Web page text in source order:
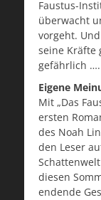
Faustus-
überwacht
vorgeht.
seine Kräfte
gefährlich ….
Eigene
Mit „Das
ersten
des Noah
den Leser
diesen
endende